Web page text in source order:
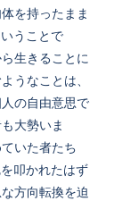
を持ったまま
うことで
生きることに
うなことは、
の自由意思で
大勢いま
いた者たち
叩かれたはず
方向転換を迫